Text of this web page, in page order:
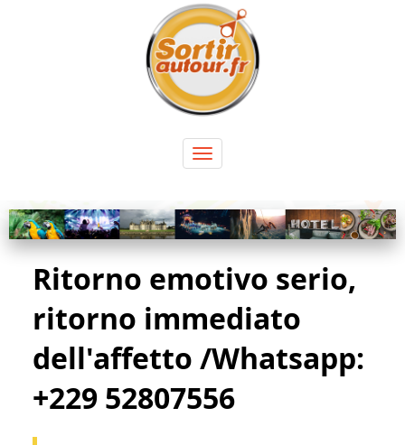
Toggle
navigation
Ritorno emotivo serio,
ritorno immediato
dell'affetto /Whatsapp:
+229 52807556
Panneau de gestion des cookies